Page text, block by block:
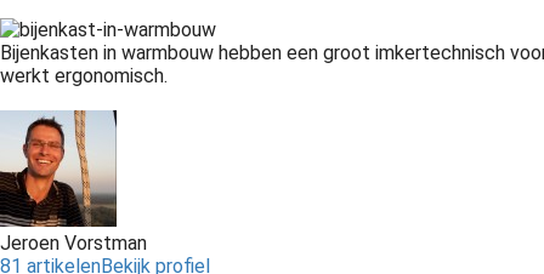
Bijenkasten in warmbouw hebben een groot imkertechnisch
werkt ergonomisch.
Jeroen Vorstman
81 artikelenBekijk profiel